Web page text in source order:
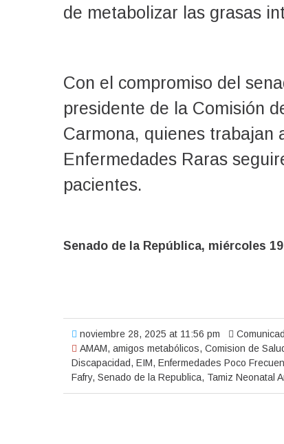
de metabolizar las grasas
Con el compromiso del
presidente de la Comisión
Carmona, quienes trabajan
Enfermedades Raras
pacientes.
Senado de la República, miércoles
noviembre 28, 2025 at 11:56 pm
AMAM, amigos metabólicos, Comision de
Discapacidad, EIM, Enfermedades Poco
Fafry, Senado de la Republica, Tamiz Neonatal